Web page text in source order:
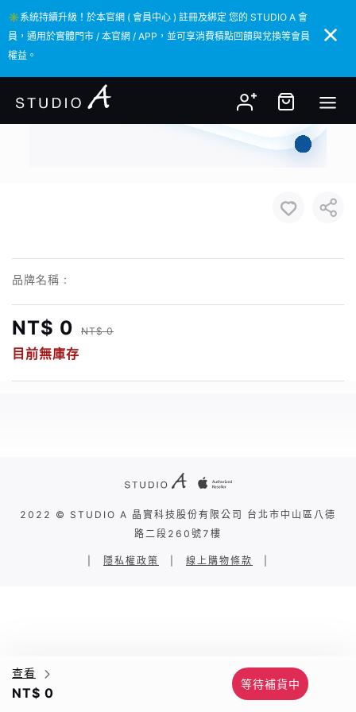
✳️系統持續升級！於本官網 ( 會員中心 ) 註冊及綁定 您的 STUDIO A 會
員，通用於實體門市 / 本官網 / APP，並可享消費積點回饋與兌換等會員
權益。
✳️系統持續升級！於本官網 ( 會員中心 ) 註冊及綁定 您的 STUDIO A 會
員，通用於實體門市 / 本官網 / APP，並可享消費積點回饋與兌換等會員
權益。
品牌名稱 :
NT$ 0 NT$ 0
目前無庫存
查看
NT$ 0
等待補貨中
2022 © STUDIO A 晶實科技股份有限公司 台北市中山區八德
路二段260號7樓
隱私權政策 線上購物條款